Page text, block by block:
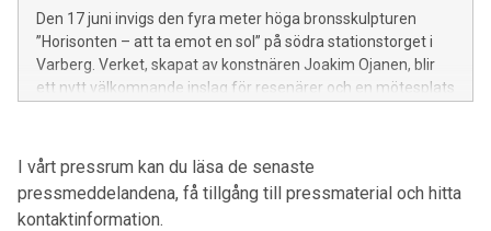
Den 17 juni invigs den fyra meter höga bronsskulpturen
”Horisonten – att ta emot en sol” på södra stationstorget i
Varberg. Verket, skapat av konstnären Joakim Ojanen, blir
ett nytt välkomnande inslag för resenärer och en mötesplats
I vårt pressrum kan du läsa de senaste
pressmeddelandena, få tillgång till pressmaterial och hitta
kontaktinformation.